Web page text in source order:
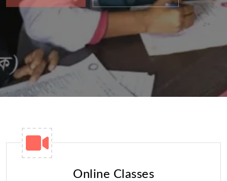
Online Classes